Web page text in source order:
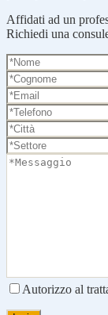
Affidati ad un
Richiedi una
Autorizzo al